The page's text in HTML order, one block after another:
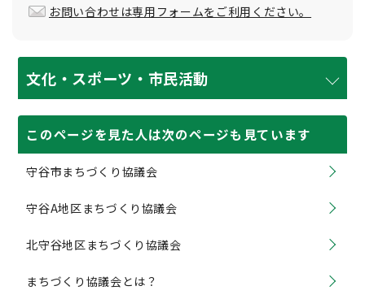
お問い合わせは専用フォームをご利用ください。
文化・スポーツ・市民活動
このページを見た人は次のページも見ています
守谷市まちづくり協議会
守谷A地区まちづくり協議会
北守谷地区まちづくり協議会
まちづくり協議会とは？